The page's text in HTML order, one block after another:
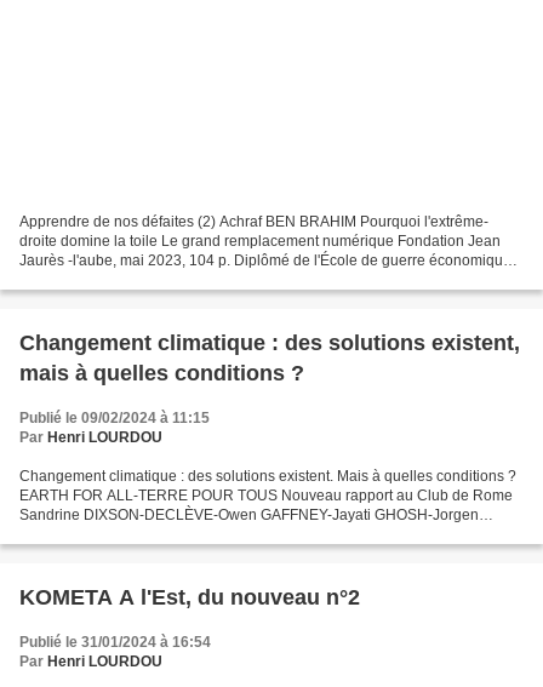
Apprendre de nos défaites (2) Achraf BEN BRAHIM Pourquoi l'extrême-
droite domine la toile Le grand remplacement numérique Fondation Jean
Jaurès -l'aube, mai 2023, 104 p. Diplômé de l'École de guerre économique
Changement climatique : des solutions existent,
mais à quelles conditions ?
Publié le 09/02/2024 à 11:15
Par Henri LOURDOU
Changement climatique : des solutions existent. Mais à quelles conditions ?
EARTH FOR ALL-TERRE POUR TOUS Nouveau rapport au Club de Rome
Sandrine DIXSON-DECLÈVE-Owen GAFFNEY-Jayati GHOSH-Jorgen
KOMETA A l'Est, du nouveau n°2
Publié le 31/01/2024 à 16:54
Par Henri LOURDOU